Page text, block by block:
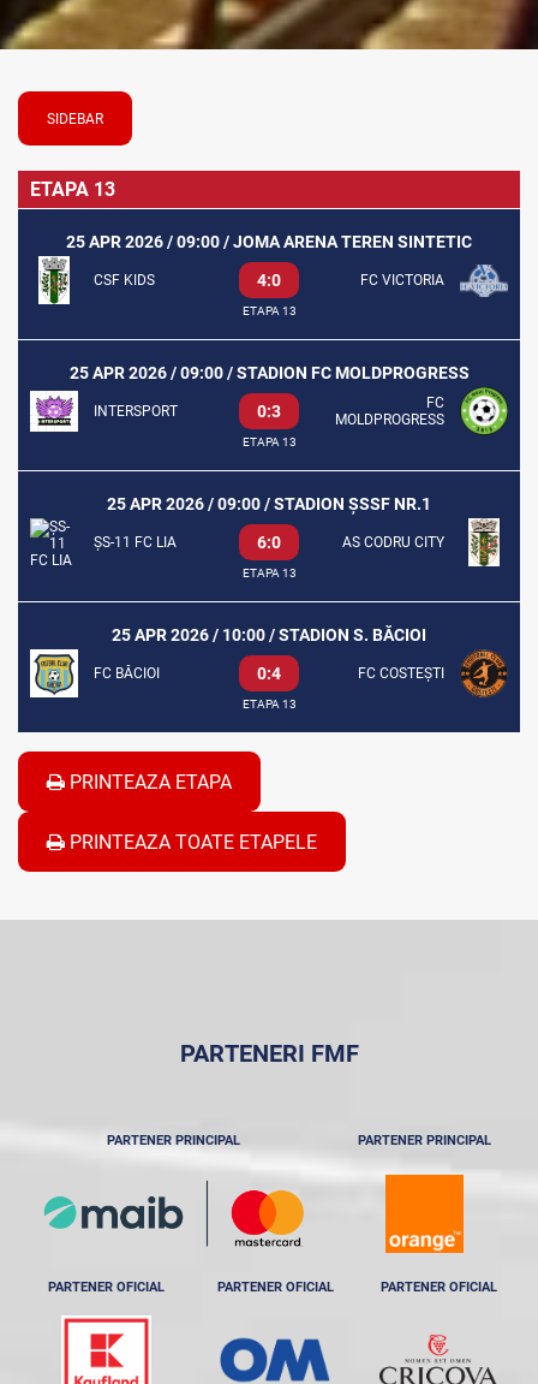
SIDEBAR
ETAPA 13
25 APR 2026 / 09:00 / JOMA ARENA TEREN SINTETIC
CSF KIDS 4:0 FC VICTORIA
ETAPA 13
25 APR 2026 / 09:00 / STADION FC MOLDPROGRESS
INTERSPORT 0:3
FC
MOLDPROGRESS
ETAPA 13
25 APR 2026 / 09:00 / STADION ȘSSF NR.1
ȘS-11 FC LIA 6:0 AS CODRU CITY
ETAPA 13
25 APR 2026 / 10:00 / STADION S. BĂCIOI
FC BĂCIOI 0:4 FC COSTEȘTI
ETAPA 13
PRINTEAZA ETAPA
PRINTEAZA TOATE ETAPELE
PARTENERI FMF
PARTENER PRINCIPAL PARTENER PRINCIPAL
PARTENER OFICIAL PARTENER OFICIAL PARTENER OFICIAL